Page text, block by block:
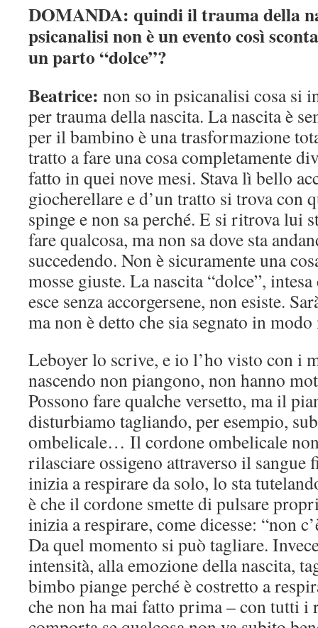
DOMANDA: quindi il trauma della
psicanalisi non è un evento così
un parto “dolce”?
Beatrice: non so in psicanalisi cosa si
per trauma della nascita. La nascita è
per il bambino è una trasformazione
tratto a fare una cosa completamente
fatto in quei nove mesi. Stava lì bello
giocherellare e d’un tratto si trova con
spinge e non sa perché. E si ritrova lui
fare qualcosa, ma non sa dove sta
succedendo. Non è sicuramente una
mosse giuste. La nascita “dolce”,
esce senza accorgersene, non esiste.
ma non è detto che sia segnato in
Leboyer lo scrive, e io l’ho visto con i
nascendo non piangono, non hanno
Possono fare qualche versetto, ma il
disturbiamo tagliando, per esempio,
ombelicale… Il cordone ombelicale
rilasciare ossigeno attraverso il
inizia a respirare da solo, lo sta
è che il cordone smette di pulsare
inizia a respirare, come dicesse: “non
Da quel momento si può tagliare.
intensità, alla emozione della nascita,
bimbo piange perché è costretto a
che non ha mai fatto prima – con tutti i